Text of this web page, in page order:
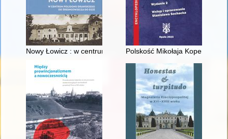
Nowy Łowicz : w centrum poligonu drawskiego od
Polskość Mikołaja Kopernika z